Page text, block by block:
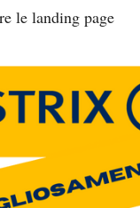
le landing page